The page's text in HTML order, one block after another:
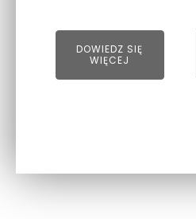
DOWIEDZ SIĘ
WIĘCEJ